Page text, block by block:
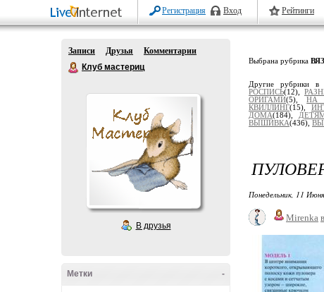
Регистрация Вход Рейтинги
Записи Друзья
Комментарии
Клуб мастериц
В друзья
-
Метки
Выбрана рубрика
Другие рубрики
РОСПИСЬ(12),
ОРИГАМИ(5),НА
КВИЛЛИНГ(15),
ДОМА(184),
ВЫШИВКА(436),
Понедельник, 11
Mirenka